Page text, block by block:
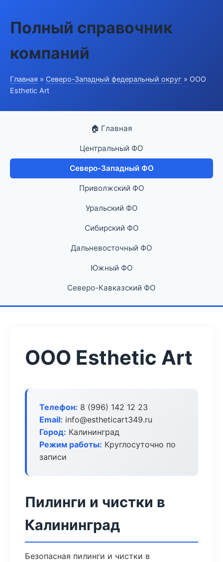
Полный справочник
компаний
Главная » Северо-Западный федеральный округ » ООО
Esthetic Art
🏠 Главная
Центральный ФО
Северо-Западный ФО
Приволжский ФО
Уральский ФО
Сибирский ФО
Дальневосточный ФО
Южный ФО
Северо-Кавказский ФО
ООО Esthetic Art
Телефон: 8 (996) 142 12 23
Email: info@estheticart349.ru
Город: Калининград
Режим работы: Круглосуточно по
записи
Пилинги и чистки в
Калининград
Безопасная пилинги и чистки в